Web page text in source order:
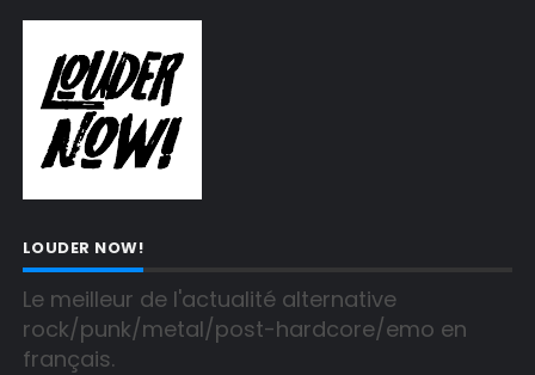
LOUDER NOW!
Le meilleur de l'actualité alternative
rock/punk/metal/post-hardcore/emo en
français.